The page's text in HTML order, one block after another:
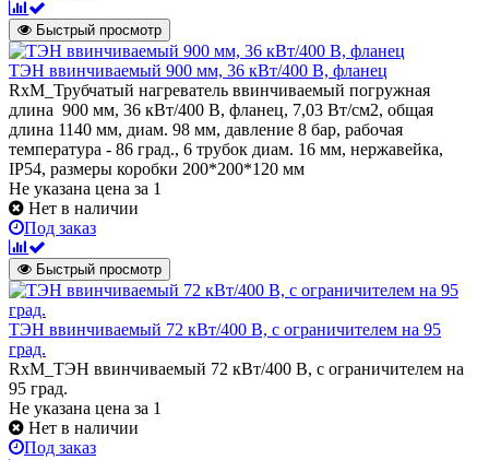
Быстрый просмотр
ТЭН ввинчиваемый 900 мм, 36 кВт/400 В, фланец
RxM_Трубчатый нагреватель ввинчиваемый погружная
длина 900 мм, 36 кВт/400 В, фланец, 7,03 Вт/см2, общая
длина 1140 мм, диам. 98 мм, давление 8 бар, рабочая
температура - 86 град., 6 трубок диам. 16 мм, нержавейка,
IP54, размеры коробки 200*200*120 мм
Не указана цена за 1
Нет в наличии
Под заказ
Быстрый просмотр
ТЭН ввинчиваемый 72 кВт/400 В, с ограничителем на 95
град.
RxM_ТЭН ввинчиваемый 72 кВт/400 В, с ограничителем на
95 град.
Не указана цена за 1
Нет в наличии
Под заказ